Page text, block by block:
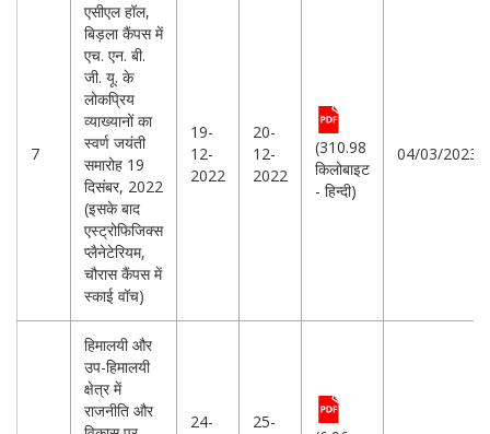
7
एसीएल हॉल,
बिड़ला कैंपस में
एच. एन. बी.
जी. यू. के
लोकप्रिय
व्याख्यानों का
स्वर्ण जयंती
समारोह 19
दिसंबर, 2022
(इसके बाद
एस्ट्रोफिजिक्स
प्लैनेटेरियम,
चौरास कैंपस में
स्काई वॉच)
19-
12-
2022
20-
12-
2022
(310.98
किलोबाइट
- हिन्दी)
04/03/2023
हिमालयी और
उप-हिमालयी
क्षेत्र में
राजनीति और
24-
25-